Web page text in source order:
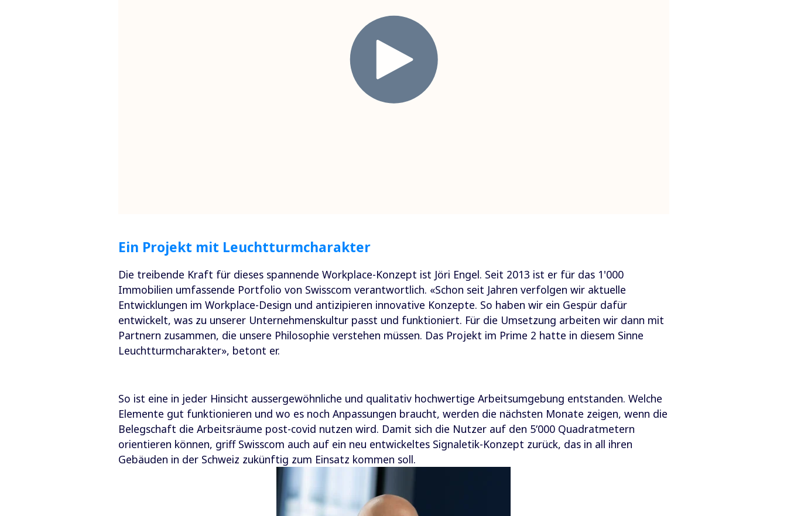
Ein Projekt mit Leuchtturmcharakter
Die treibende Kraft für dieses spannende Workplace-Konzept ist Jöri Engel. Seit 2013 ist er für das 1'000
Immobilien umfassende Portfolio von Swisscom verantwortlich. «Schon seit Jahren verfolgen wir aktuelle
Entwicklungen im Workplace-Design und antizipieren innovative Konzepte. So haben wir ein Gespür dafür
entwickelt, was zu unserer Unternehmenskultur passt und funktioniert. Für die Umsetzung arbeiten wir dann mit
Partnern zusammen, die unsere Philosophie verstehen müssen. Das Projekt im Prime 2 hatte in diesem Sinne
Leuchtturmcharakter», betont er.
So ist eine in jeder Hinsicht aussergewöhnliche und qualitativ hochwertige Arbeitsumgebung entstanden. Welche
Elemente gut funktionieren und wo es noch Anpassungen braucht, werden die nächsten Monate zeigen, wenn die
Belegschaft die Arbeitsräume post-covid nutzen wird. Damit sich die Nutzer auf den 5‘000 Quadratmetern
orientieren können, griff Swisscom auch auf ein neu entwickeltes Signaletik-Konzept zurück, das in all ihren
Gebäuden in der Schweiz zukünftig zum Einsatz kommen soll.